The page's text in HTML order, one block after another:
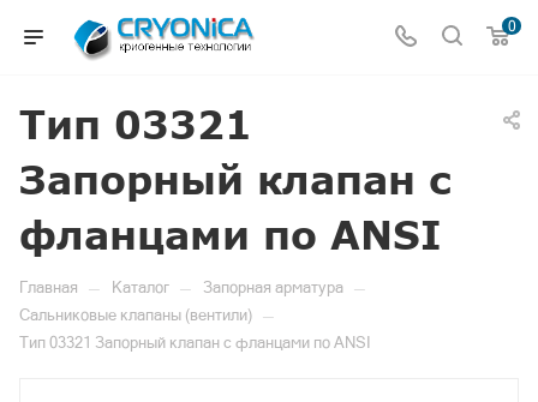
0
Тип 03321
Запорный клапан с
фланцами по ANSI
Главная — Каталог — Запорная арматура —
Сальниковые клапаны (вентили) —
Тип 03321 Запорный клапан с фланцами по ANSI